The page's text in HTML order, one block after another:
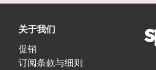
关于我们
促销
订阅条款与细则